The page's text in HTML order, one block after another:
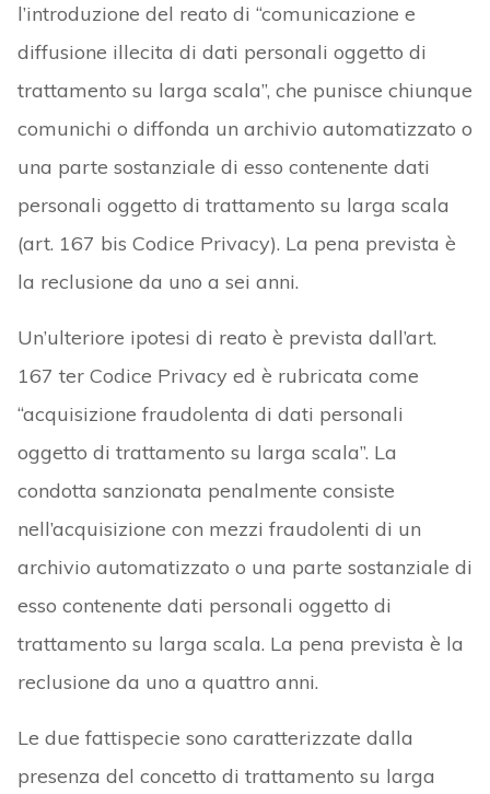
l’introduzione del reato di “comunicazione e
diffusione illecita di dati personali oggetto di
trattamento su larga scala”, che punisce chiunque
comunichi o diffonda un archivio automatizzato o
una parte sostanziale di esso contenente dati
personali oggetto di trattamento su larga scala
(art. 167 bis Codice Privacy). La pena prevista è
la reclusione da uno a sei anni.
Un’ulteriore ipotesi di reato è prevista dall’art.
167 ter Codice Privacy ed è rubricata come
“acquisizione fraudolenta di dati personali
oggetto di trattamento su larga scala”. La
condotta sanzionata penalmente consiste
nell’acquisizione con mezzi fraudolenti di un
archivio automatizzato o una parte sostanziale di
esso contenente dati personali oggetto di
trattamento su larga scala. La pena prevista è la
reclusione da uno a quattro anni.
Le due fattispecie sono caratterizzate dalla
presenza del concetto di trattamento su larga